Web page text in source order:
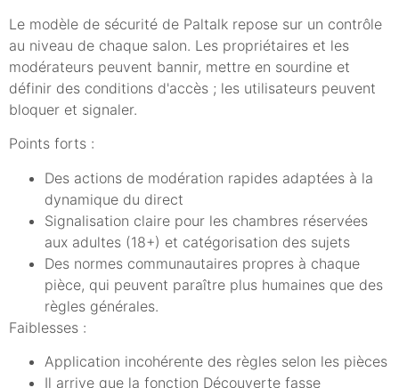
Le modèle de sécurité de Paltalk repose sur un contrôle
au niveau de chaque salon. Les propriétaires et les
modérateurs peuvent bannir, mettre en sourdine et
définir des conditions d'accès ; les utilisateurs peuvent
bloquer et signaler.
Points forts :
Des actions de modération rapides adaptées à la
dynamique du direct
Signalisation claire pour les chambres réservées
aux adultes (18+) et catégorisation des sujets
Des normes communautaires propres à chaque
pièce, qui peuvent paraître plus humaines que des
règles générales.
Faiblesses :
Application incohérente des règles selon les pièces
Il arrive que la fonction Découverte fasse